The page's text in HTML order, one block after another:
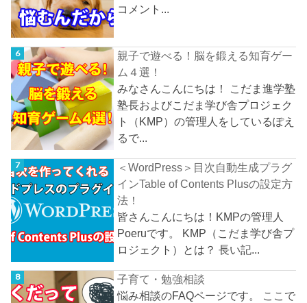
コメント...
親子で遊べる！脳を鍛える知育ゲー
ム４選！
みなさんこんにちは！ こだま進学塾
塾長およびこだま学び舎プロジェク
ト（KMP）の管理人をしているぽえ
るで...
＜WordPress＞目次自動生成プラグ
インTable of Contents Plusの設定方
法！
皆さんこんにちは！KMPの管理人
Poeruです。 KMP（こだま学び舎プ
ロジェクト）とは？ 長い記...
子育て・勉強相談
悩み相談のFAQページです。 ここで